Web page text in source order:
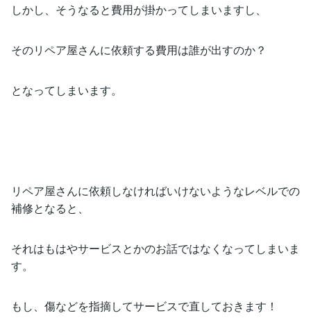
しかし、そうなると費用が掛かってしまいますし、
そのリペア屋さんに依頼する費用は誰が出すのか？
となってしまいます。
リペア屋さんに依頼しなければいけないようなレベルでの
補修となると、
それはもはやサービスとかのお話ではなくなってしまいま
す。
もし、傷などを指摘してサービスで直しておきます！